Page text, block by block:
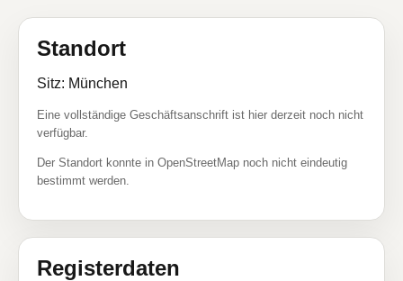
Standort
Sitz: München
Eine vollständige Geschäftsanschrift ist hier derzeit noch nicht
verfügbar.
Der Standort konnte in OpenStreetMap noch nicht eindeutig
bestimmt werden.
Registerdaten